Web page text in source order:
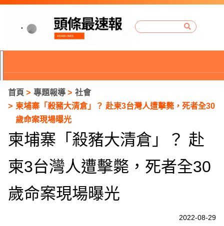
首頁 專題報導
社會
柬埔寨「殺豬大清倉」？ 赴柬3台灣人遭擊斃，死者全30
歲命案現場曝光
柬埔寨「殺豬大清倉」？ 赴
柬3台灣人遭擊斃，死者全30
歲命案現場曝光
2022-08-29